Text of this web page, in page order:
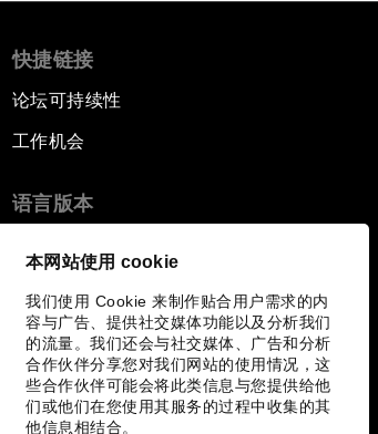
本网站使用 cookie
我们使用 Cookie 来制作贴合用户需求的内
容与广告、提供社交媒体功能以及分析我们
的流量。我们还会与社交媒体、广告和分析
合作伙伴分享您对我们网站的使用情况，这
些合作伙伴可能会将此类信息与您提供给他
们或他们在您使用其服务的过程中收集的其
他信息相结合。
快捷链接
论坛可持续性
工作机会
语言版本